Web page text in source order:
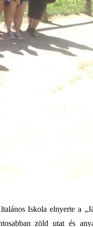
Iskola elnyerte a
zöld utat és